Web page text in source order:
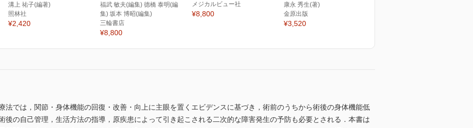
溝上 祐子(編著)
照林社
¥2,420
福武 敏夫(編集) 德橋 泰明(編
集) 坂本 博昭(編集)
三輪書店
¥8,800
メジカルビュー社
¥8,800
康永 秀生(著)
金原出版
¥3,520
法では，関節・身体機能の回復・改善・向上に主眼を置くエビデンスに基づき，術前のうちから術後の身体機能低
後の自己管理，生活方法の指導，原疾患によって引き起こされる二次的な障害発生の予防も必要とされる．本書は